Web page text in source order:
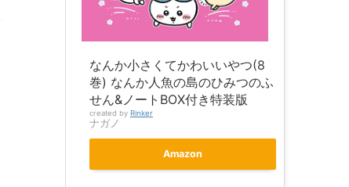
なんか小さくてかわいいやつ(8
巻) なんか人魚の島のひみつのふ
せん&ノートBOX付き特装版
created by Rinker
ナガノ
Amazon